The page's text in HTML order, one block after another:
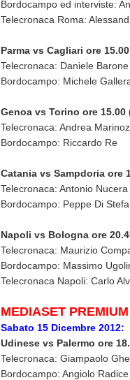
Bordocampo ed interviste:
Telecronaca Roma:
Parma vs Cagliari ore
Telecronaca: Daniele
Bordocampo: Michele
Genoa vs Torino ore 15.00
Telecronaca: Andrea
Bordocampo: Riccardo Re
Catania vs Sampdoria ore
Telecronaca: Antonio
Bordocampo: Peppe Di
Napoli vs Bologna ore
Telecronaca: Maurizio
Bordocampo: Massimo
Telecronaca Napoli: Carlo
MEDIASET
Sabato 15 Dicembre 2012:
Udinese vs Palermo ore
Telecronaca: Giampaolo
Bordocampo: Angiolo Radice